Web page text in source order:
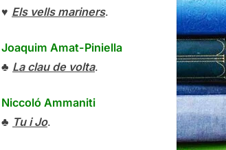
♥ Els vells mariners.
Joaquim Amat-Piniella
♣ La clau de volta.
Niccoló Ammaniti
♣ Tu i Jo.